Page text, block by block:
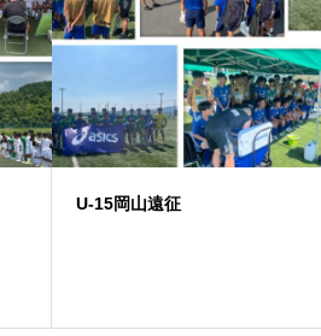
U-15岡山遠征